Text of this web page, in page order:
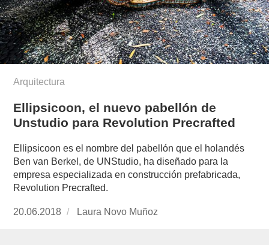
Arquitectura
Ellipsicoon, el nuevo pabellón de
Unstudio para Revolution Precrafted
Ellipsicoon es el nombre del pabellón que el holandés
Ben van Berkel, de UNStudio, ha diseñado para la
empresa especializada en construcción prefabricada,
Revolution Precrafted.
Publicado
20.06.2018
https://www.experimenta.es/author/laura-
Laura Novo Muñoz